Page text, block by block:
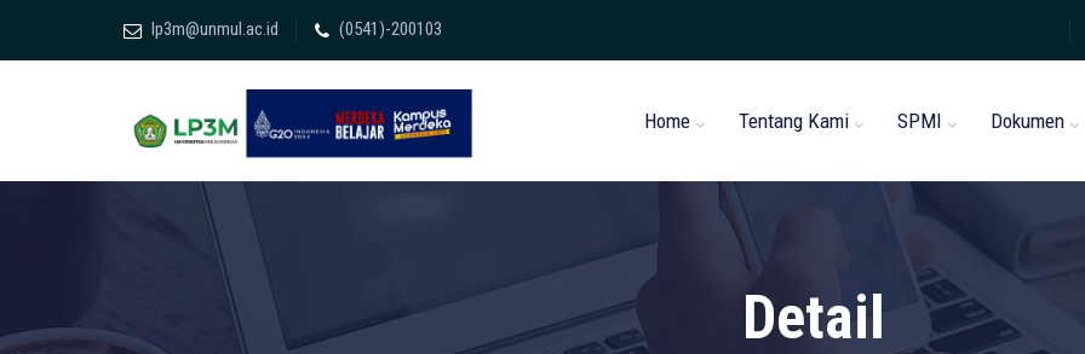
lp3m@unmul.ac.id (0541)-200103
Home Tentang Kami SPMI Dokumen
Detail